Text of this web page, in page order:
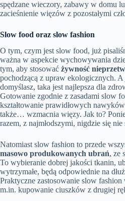
spędzane wieczory, zabawy w domu
zacieśnienie więzów z pozostałymi
Slow food oraz slow fashion
O tym, czym jest slow food, już
ważna w aspekcie wychowywania
tym, aby stosować żywność
pochodzącą z upraw ekologicznych.
domyślasz, taka jest najlepsza dla
Gotowanie zgodnie z zasadami slow
kształtowanie prawidłowych
także… wzmacnia więzy. Jak to?
razem, z najmłodszymi, nigdzie się nie
Natomiast slow fashion to przede
masowo produkowanych ubrań, ze
To wybieranie dobrej jakości tkanin,
wytrzymałe, będą odpowiednie na
Praktyczne zastosowanie slow
m.in. kupowanie ciuszków z drugiej